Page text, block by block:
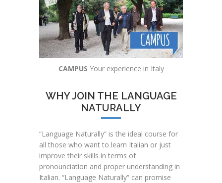
CAMPUS Your experience in Italy
WHY JOIN THE LANGUAGE
NATURALLY
“Language Naturally” is the ideal course for
all those who want to learn Italian or just
improve their skills in terms of
pronounciation and proper understanding in
Italian. “Language Naturally” can promise